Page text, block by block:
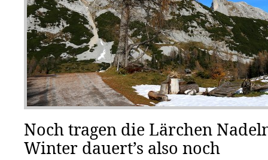
Noch tragen die Lärchen
Winter dauert’s also noch